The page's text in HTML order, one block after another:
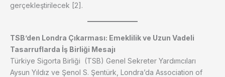
gerçekleştirilecek [2].
TSB’den Londra Çıkarması: Emeklilik ve Uzun Vadeli
Tasarruflarda İş Birliği Mesajı
Türkiye Sigorta Birliği (TSB) Genel Sekreter Yardımcıları
Aysun Yıldız ve Şenol S. Şentürk, Londra’da Association of